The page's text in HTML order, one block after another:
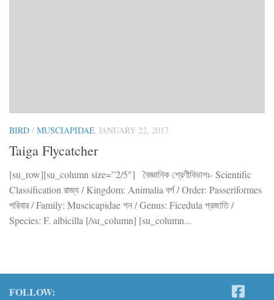
BIRD / MUSCIAPIDAE JANUARY 22, 2017
Taiga Flycatcher
[su_row][su_column size=”2/5″] বৈজ্ঞানিক শ্রেণীবিভাগঃ- Scientific
Classification রাজ্য / Kingdom: Animalia বর্গ / Order: Passeriformes
পরিবার / Family: Muscicapidae গন / Genus: Ficedula প্রজাতি /
Species: F. albicilla [/su_column] [su_column...
FOLLOW: